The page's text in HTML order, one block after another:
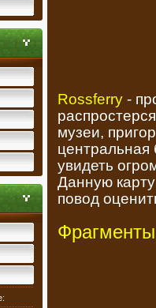
Rossferry -
музеи,
центральная
увидеть
Данную
повод